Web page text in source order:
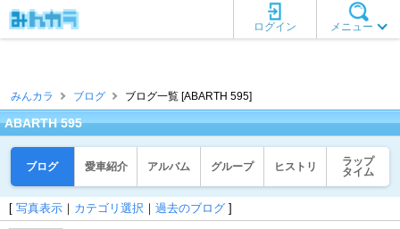
メニュー
ログイン
みんカラ ブログ ブログ一覧 [ABARTH 595]
ABARTH 595
ブログ 愛車紹介 アルバム グループ ヒストリ
ラップ
タイム
[ 写真表示 ｜ カテゴリ選択 ｜ 過去のブログ ]